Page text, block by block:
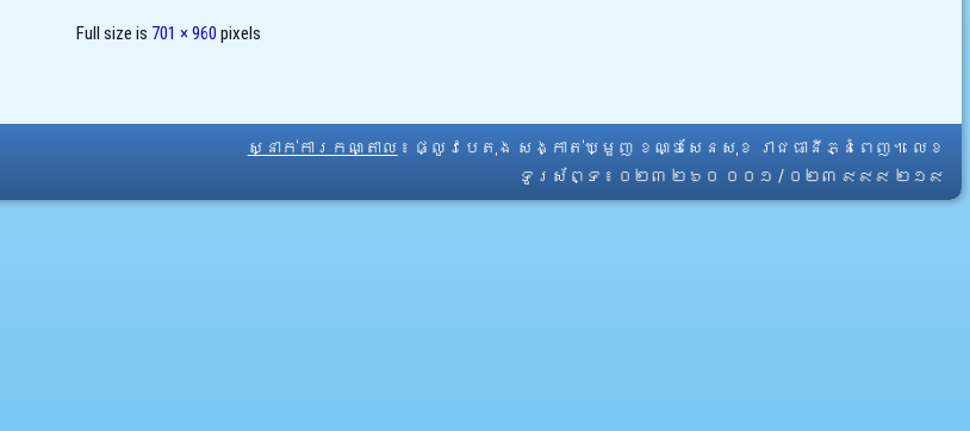
Full size is 701 × 960 pixels
ស្នាក់ការកណ្តាល ៖ ផ្លូវបេតុង សង្កាត់ឃ្មួញ ខណ្ឌសែនសុខ រាជធានីភ្នំពេញ។ លេខ
ទូរស័ព្ទ ៖ ០២៣ ២៦០ ០០១ / ០២៣ ៩៩៩ ២១៩